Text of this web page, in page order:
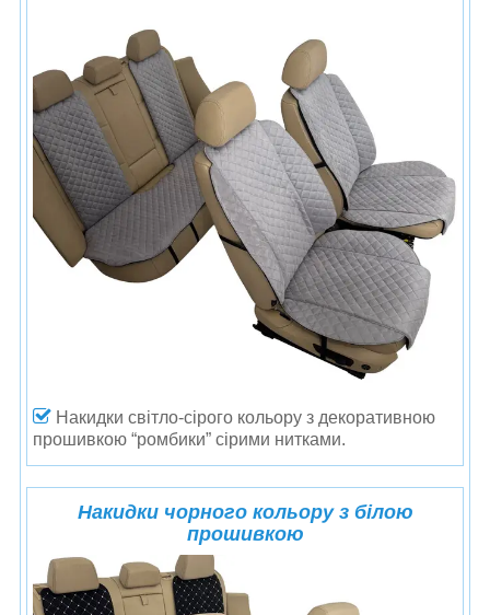
Накидки світло-сірого кольору з декоративною
прошивкою “ромбики” сірими нитками.
Накидки чорного кольору з білою
прошивкою